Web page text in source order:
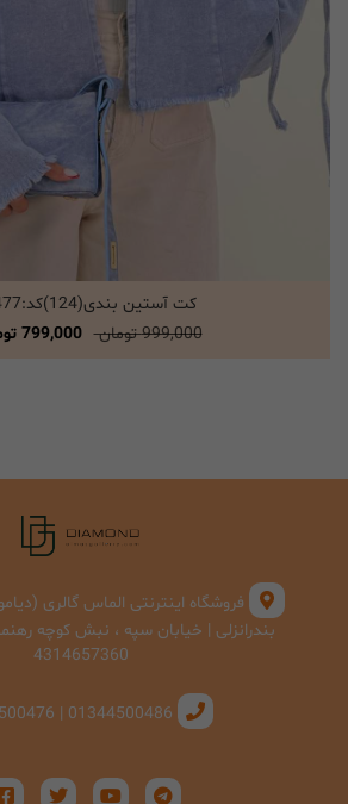
انتخاب گزینه ها
کت آستین بندی(124)کد:7477
999,000 تومان
799,000 تومان
فروشگاه اینترنتی الماس گالری
بندرانزلی | خیابان سپه ، نبش کوچه
4314657360
01344500486 | 01344500476